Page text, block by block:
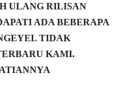
ULANG RILISAN
ADA BEBERAPA
TIDAK
KAMI.